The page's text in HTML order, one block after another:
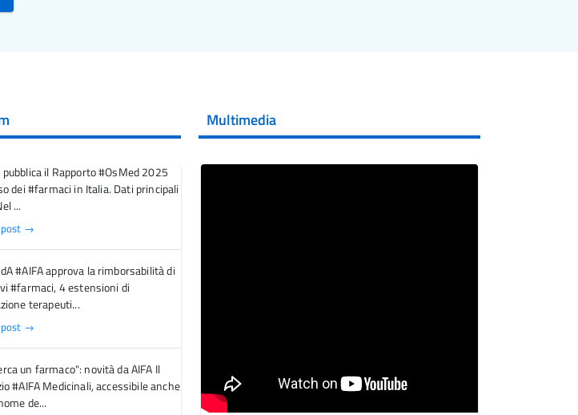
pubblica il Rapporto #OsMed 2025
dei #farmaci in Italia. Dati principali
...
post →
#AIFA approva la rimborsabilità di
#farmaci, 4 estensioni di
terapeuti...
post →
un farmaco": novità da AIFA Il
#AIFA Medicinali, accessibile anche
de...
Multimedia